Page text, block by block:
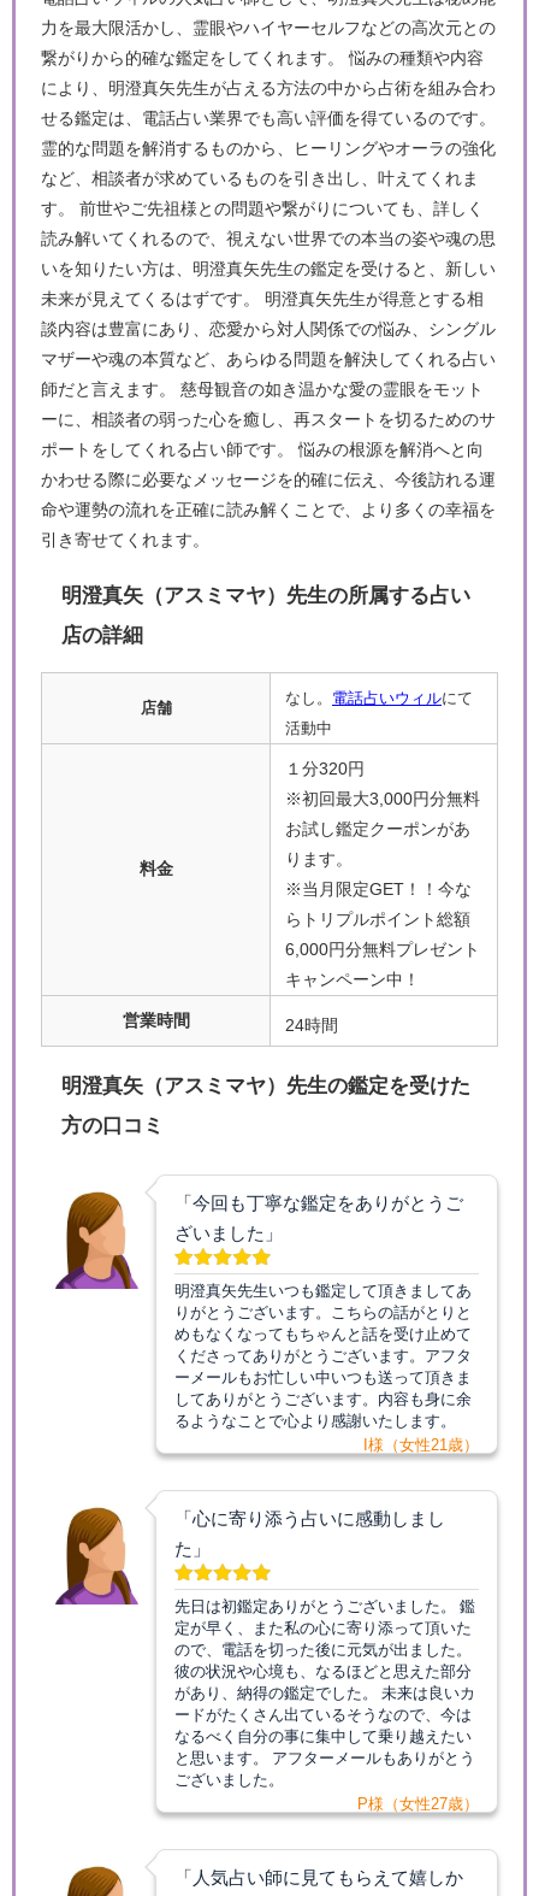
力を最大限活かし、霊眼やハイヤーセルフなどの高次元との
繋がりから的確な鑑定をしてくれます。 悩みの種類や内容
により、明澄真矢先生が占える方法の中から占術を組み合わ
せる鑑定は、電話占い業界でも高い評価を得ているのです。
霊的な問題を解消するものから、ヒーリングやオーラの強化
など、相談者が求めているものを引き出し、叶えてくれま
す。 前世やご先祖様との問題や繋がりについても、詳しく
読み解いてくれるので、視えない世界での本当の姿や魂の思
いを知りたい方は、明澄真矢先生の鑑定を受けると、新しい
未来が見えてくるはずです。 明澄真矢先生が得意とする相
談内容は豊富にあり、恋愛から対人関係での悩み、シングル
マザーや魂の本質など、あらゆる問題を解決してくれる占い
師だと言えます。 慈母観音の如き温かな愛の霊眼をモット
ーに、相談者の弱った心を癒し、再スタートを切るためのサ
ポートをしてくれる占い師です。 悩みの根源を解消へと向
かわせる際に必要なメッセージを的確に伝え、今後訪れる運
命や運勢の流れを正確に読み解くことで、より多くの幸福を
引き寄せてくれます。
明澄真矢（アスミマヤ）先生の所属する占い
店の詳細
店舗
なし。 電話占いウィルにて
活動中
料金
１分320円
※初回最大3,000円分無料
お試し鑑定クーポンがあ
ります。
※当月限定GET！！今な
らトリプルポイント総額
6,000円分無料プレゼント
キャンペーン中！
営業時間 24時間
明澄真矢（アスミマヤ）先生の鑑定を受けた
方の口コミ
「今回も丁寧な鑑定をありがとうご
ざいました」
明澄真矢先生いつも鑑定して頂きましてあ
りがとうございます。こちらの話がとりと
めもなくなってもちゃんと話を受け止めて
くださってありがとうございます。アフタ
ーメールもお忙しい中いつも送って頂きま
してありがとうございます。内容も身に余
るようなことで心より感謝いたします。
I様（女性21歳）
「心に寄り添う占いに感動しまし
た」
先日は初鑑定ありがとうございました。 鑑
定が早く、また私の心に寄り添って頂いた
ので、電話を切った後に元気が出ました。
彼の状況や心境も、なるほどと思えた部分
があり、納得の鑑定でした。 未来は良いカ
ードがたくさん出ているそうなので、今は
なるべく自分の事に集中して乗り越えたい
と思います。 アフターメールもありがとう
ございました。
P様（女性27歳）
「人気占い師に見てもらえて嬉しか